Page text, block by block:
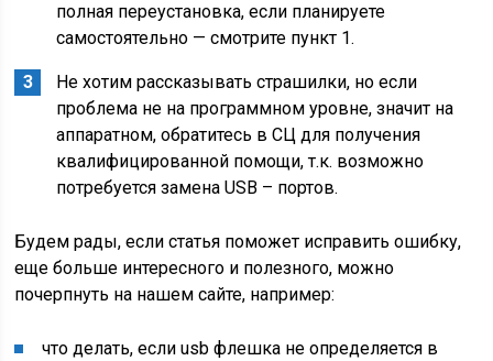
полная переустановка, если планируете
самостоятельно — смотрите пункт 1.
Не хотим рассказывать страшилки, но если
проблема не на программном уровне, значит на
аппаратном, обратитесь в СЦ для получения
квалифицированной помощи, т.к. возможно
потребуется замена USB – портов.
Будем рады, если статья поможет исправить ошибку,
еще больше интересного и полезного, можно
почерпнуть на нашем сайте, например:
что делать, если usb флешка не определяется в